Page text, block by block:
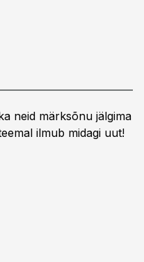
neid märksõnu jälgima
ilmub midagi uut!